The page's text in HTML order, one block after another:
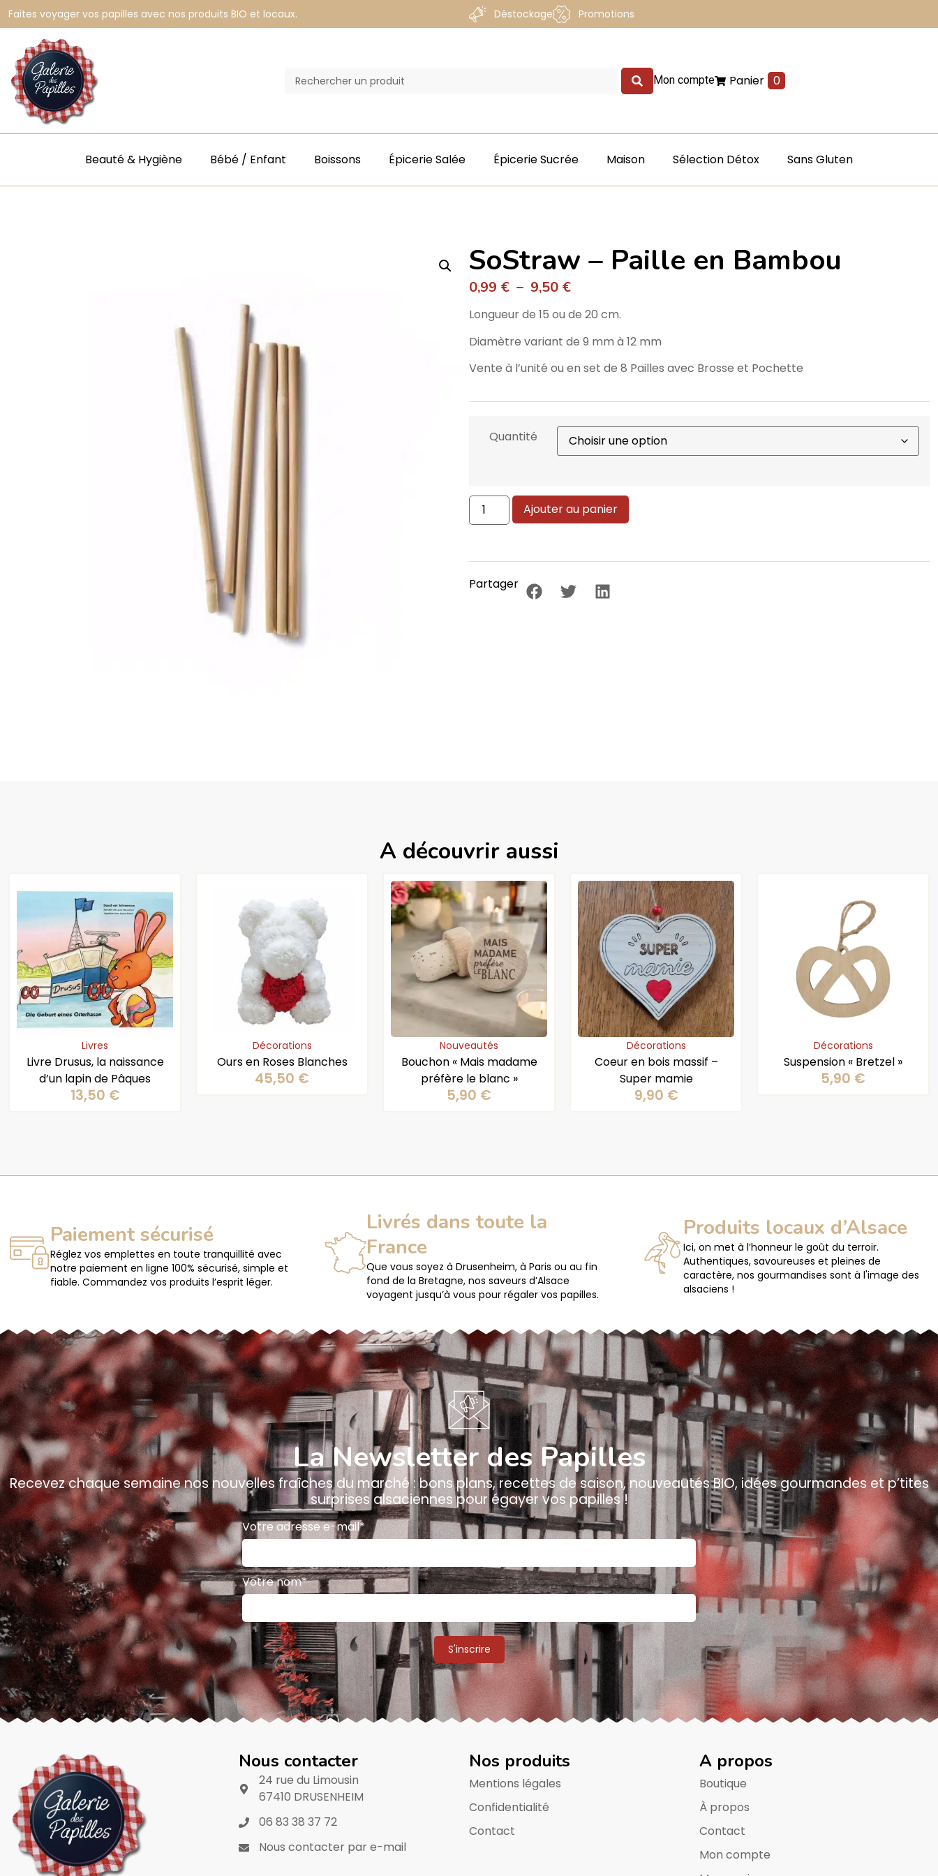
Faites voyager vos papilles avec nos produits BIO et locaux. Déstockage Promotions
Mon compte Panier 0
Beauté & Hygiène Bébé / Enfant Boissons Épicerie Salée Épicerie Sucrée Maison Sélection Détox Sans Gluten
SoStraw – Paille en Bambou
0,99 € – 9,50 €
Longueur de 15 ou de 20 cm.
Diamètre variant de 9 mm à 12 mm
Vente à l’unité ou en set de 8 Pailles avec Brosse et Pochette
Quantité
Ajouter au panier
Partager
A découvrir aussi
Livres
Livre Drusus, la naissance
d’un lapin de Pâques
13,50 €
Décorations
Ours en Roses Blanches
45,50 €
Nouveautés
Bouchon « Mais madame
préfère le blanc »
5,90 €
Décorations
Coeur en bois massif –
Super mamie
9,90 €
Décorations
Suspension « Bretzel »
5,90 €
Paiement sécurisé
Réglez vos emplettes en toute tranquillité avec
notre paiement en ligne 100% sécurisé, simple et
fiable. Commandez vos produits l’esprit léger.
Livrés dans toute la
France
Que vous soyez à Drusenheim, à Paris ou au fin
fond de la Bretagne, nos saveurs d’Alsace
voyagent jusqu’à vous pour régaler vos papilles.
Produits locaux d’Alsace
Ici, on met à l’honneur le goût du terroir.
Authentiques, savoureuses et pleines de
caractère, nos gourmandises sont à l'image des
alsaciens !
La Newsletter des Papilles
Recevez chaque semaine nos nouvelles fraîches du marché : bons plans, recettes de saison, nouveautés BIO, idées gourmandes et p’tites
surprises alsaciennes pour égayer vos papilles !
Votre adresse e-mail*
Votre nom*
Nous contacter
24 rue du Limousin
67410 DRUSENHEIM
06 83 38 37 72
Nous contacter par e-mail
Nos produits
Mentions légales
Confidentialité
Contact
A propos
Boutique
À propos
Contact
Mon compte